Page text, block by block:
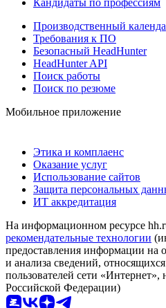
Производственный
Требования к ПО
Безопасный HeadHunter
HeadHunter API
Поиск работы
Поиск по резюме
Мобильное приложение
Этика и комплаенс
Оказание услуг
Использование сайтов
Защита персональных
ИТ аккредитация
На информационном ресурсе
рекомендательные технологии
предоставления информации на
и анализа сведений,
пользователей сети
Российской Федерации)